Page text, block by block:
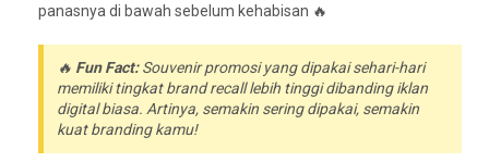
panasnya di bawah sebelum kehabisan 🔥
🔥 Fun Fact:Souvenir promosi yang dipakai sehari-hari
memiliki tingkat brand recall lebih tinggi dibanding iklan
digital biasa. Artinya, semakin sering dipakai, semakin
kuat branding kamu!